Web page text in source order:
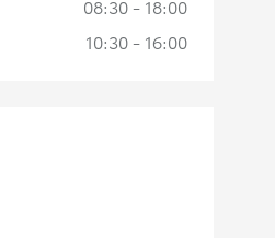
08:30 - 18:00
10:30 - 16:00